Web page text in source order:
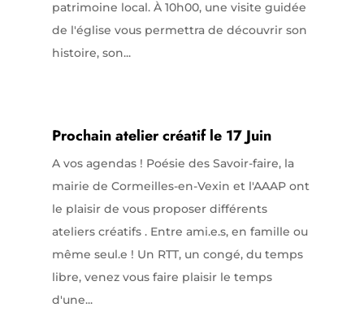
patrimoine local. À 10h00, une visite guidée
de l'église vous permettra de découvrir son
histoire, son...
Prochain atelier créatif le 17 Juin
A vos agendas ! Poésie des Savoir-faire, la
mairie de Cormeilles-en-Vexin et l'AAAP ont
le plaisir de vous proposer différents
ateliers créatifs . Entre ami.e.s, en famille ou
même seul.e ! Un RTT, un congé, du temps
libre, venez vous faire plaisir le temps
d'une...